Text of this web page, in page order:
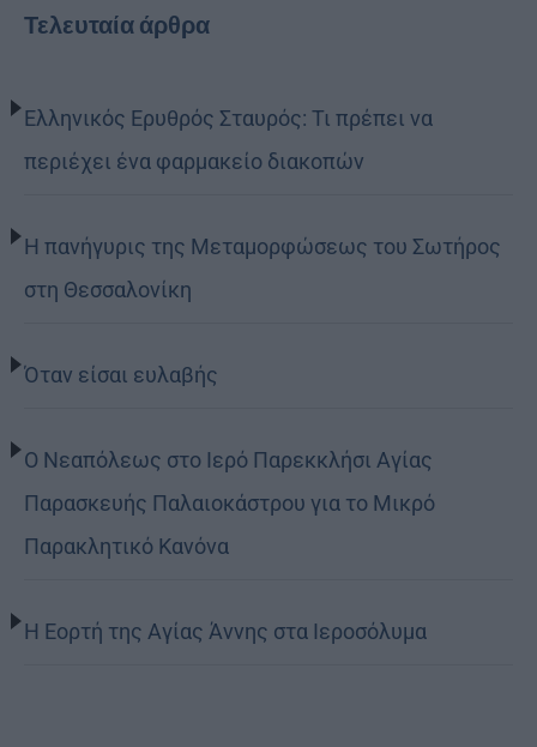
Τελευταία άρθρα
Ελληνικός Ερυθρός Σταυρός: Τι πρέπει να
περιέχει ένα φαρμακείο διακοπών
Η πανήγυρις της Μεταμορφώσεως του Σωτήρος
στη Θεσσαλονίκη
Όταν είσαι ευλαβής
Ο Νεαπόλεως στο Ιερό Παρεκκλήσι Αγίας
Παρασκευής Παλαιοκάστρου για το Μικρό
Παρακλητικό Κανόνα
Η Εορτή της Αγίας Άννης στα Ιεροσόλυμα